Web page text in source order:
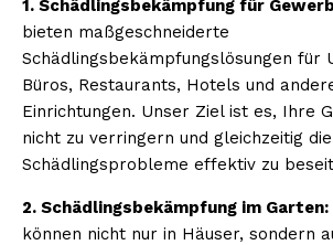
1. Schädlingsbekämpfung für
bieten maßgeschneiderte
Schädlingsbekämpfungslösungen für
Büros, Restaurants, Hotels und
Einrichtungen. Unser Ziel ist es, Ihre
nicht zu verringern und gleichzeitig die
Schädlingsprobleme effektiv zu
2. Schädlingsbekämpfung im Garten:
können nicht nur in Häuser, sondern